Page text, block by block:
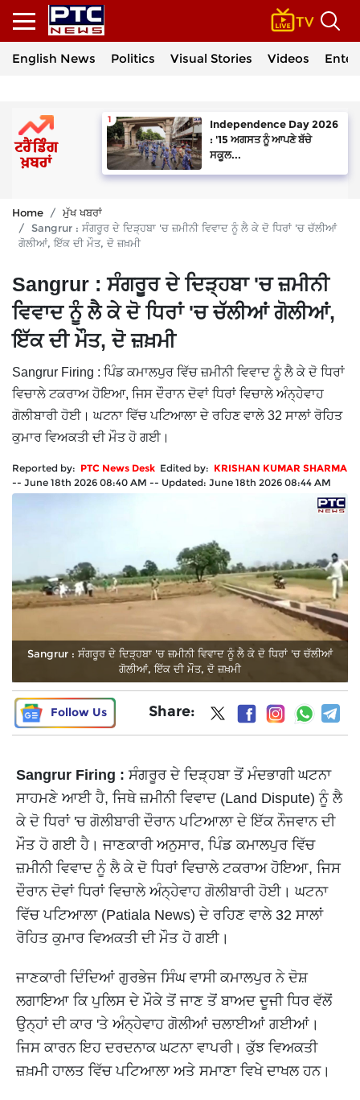
English News Politics Visual Stories Videos
Independence Day 2026
: '15 ਅਗਸਤ ਨੂੰ ਆਪਣੇ ਬੱਚੇ
ਸਕੂਲ...
Home
ਮੁੱਖ ਖਬਰਾਂ
Sangrur : ਸੰਗਰੂਰ ਦੇ ਦਿੜ੍ਹਬਾ 'ਚ ਜ਼ਮੀਨੀ ਵਿਵਾਦ ਨੂੰ ਲੈ ਕੇ ਦੋ ਧਿਰਾਂ 'ਚ ਚੱਲੀਆਂ
ਗੋਲੀਆਂ, ਇੱਕ ਦੀ ਮੌਤ, ਦੋ ਜ਼ਖ਼ਮੀ
Sangrur : ਸੰਗਰੂਰ ਦੇ ਦਿੜ੍ਹਬਾ 'ਚ ਜ਼ਮੀਨੀ
ਵਿਵਾਦ ਨੂੰ ਲੈ ਕੇ ਦੋ ਧਿਰਾਂ 'ਚ ਚੱਲੀਆਂ ਗੋਲੀਆਂ,
ਇੱਕ ਦੀ ਮੌਤ, ਦੋ ਜ਼ਖ਼ਮੀ
Sangrur Firing : ਪਿੰਡ ਕਮਾਲਪੁਰ ਵਿੱਚ ਜ਼ਮੀਨੀ ਵਿਵਾਦ ਨੂੰ ਲੈ ਕੇ ਦੋ ਧਿਰਾਂ
ਵਿਚਾਲੇ ਟਕਰਾਅ ਹੋਇਆ, ਜਿਸ ਦੌਰਾਨ ਦੋਵਾਂ ਧਿਰਾਂ ਵਿਚਾਲੇ ਅੰਨ੍ਹੇਵਾਹ
ਗੋਲੀਬਾਰੀ ਹੋਈ। ਘਟਨਾ ਵਿੱਚ ਪਟਿਆਲਾ ਦੇ ਰਹਿਣ ਵਾਲੇ 32 ਸਾਲਾਂ ਰੋਹਿਤ
ਕੁਮਾਰ ਵਿਅਕਤੀ ਦੀ ਮੌਤ ਹੋ ਗਈ।
Reported by: PTC News Desk Edited by: KRISHAN KUMAR SHARMA
-- June 18th 2026 08:40 AM -- Updated: June 18th 2026 08:44 AM
Sangrur : ਸੰਗਰੂਰ ਦੇ ਦਿੜ੍ਹਬਾ 'ਚ ਜ਼ਮੀਨੀ ਵਿਵਾਦ ਨੂੰ ਲੈ ਕੇ ਦੋ ਧਿਰਾਂ 'ਚ ਚੱਲੀਆਂ
ਗੋਲੀਆਂ, ਇੱਕ ਦੀ ਮੌਤ, ਦੋ ਜ਼ਖ਼ਮੀ
Follow Us Share:
Sangrur Firing : ਸੰਗਰੂਰ ਦੇ ਦਿੜ੍ਹਬਾ ਤੋਂ ਮੰਦਭਾਗੀ ਘਟਨਾ
ਸਾਹਮਣੇ ਆਈ ਹੈ, ਜਿਥੇ ਜ਼ਮੀਨੀ ਵਿਵਾਦ (Land Dispute) ਨੂੰ ਲੈ
ਕੇ ਦੋ ਧਿਰਾਂ 'ਚ ਗੋਲੀਬਾਰੀ ਦੌਰਾਨ ਪਟਿਆਲਾ ਦੇ ਇੱਕ ਨੌਜਵਾਨ ਦੀ
ਮੌਤ ਹੋ ਗਈ ਹੈ। ਜਾਣਕਾਰੀ ਅਨੁਸਾਰ, ਪਿੰਡ ਕਮਾਲਪੁਰ ਵਿੱਚ
ਜ਼ਮੀਨੀ ਵਿਵਾਦ ਨੂੰ ਲੈ ਕੇ ਦੋ ਧਿਰਾਂ ਵਿਚਾਲੇ ਟਕਰਾਅ ਹੋਇਆ, ਜਿਸ
ਦੌਰਾਨ ਦੋਵਾਂ ਧਿਰਾਂ ਵਿਚਾਲੇ ਅੰਨ੍ਹੇਵਾਹ ਗੋਲੀਬਾਰੀ ਹੋਈ। ਘਟਨਾ
ਵਿੱਚ ਪਟਿਆਲਾ (Patiala News) ਦੇ ਰਹਿਣ ਵਾਲੇ 32 ਸਾਲਾਂ
ਰੋਹਿਤ ਕੁਮਾਰ ਵਿਅਕਤੀ ਦੀ ਮੌਤ ਹੋ ਗਈ।
ਜਾਣਕਾਰੀ ਦਿੰਦਿਆਂ ਗੁਰਭੇਜ ਸਿੰਘ ਵਾਸੀ ਕਮਾਲਪੁਰ ਨੇ ਦੋਸ਼
ਲਗਾਇਆ ਕਿ ਪੁਲਿਸ ਦੇ ਮੌਕੇ ਤੋਂ ਜਾਣ ਤੋਂ ਬਾਅਦ ਦੂਜੀ ਧਿਰ ਵੱਲੋਂ
ਉਨ੍ਹਾਂ ਦੀ ਕਾਰ 'ਤੇ ਅੰਨ੍ਹੇਵਾਹ ਗੋਲੀਆਂ ਚਲਾਈਆਂ ਗਈਆਂ।
ਜਿਸ ਕਾਰਨ ਇਹ ਦਰਦਨਾਕ ਘਟਨਾ ਵਾਪਰੀ। ਕੁੱਝ ਵਿਅਕਤੀ
ਜ਼ਖ਼ਮੀ ਹਾਲਤ ਵਿੱਚ ਪਟਿਆਲਾ ਅਤੇ ਸਮਾਣਾ ਵਿਖੇ ਦਾਖਲ ਹਨ।